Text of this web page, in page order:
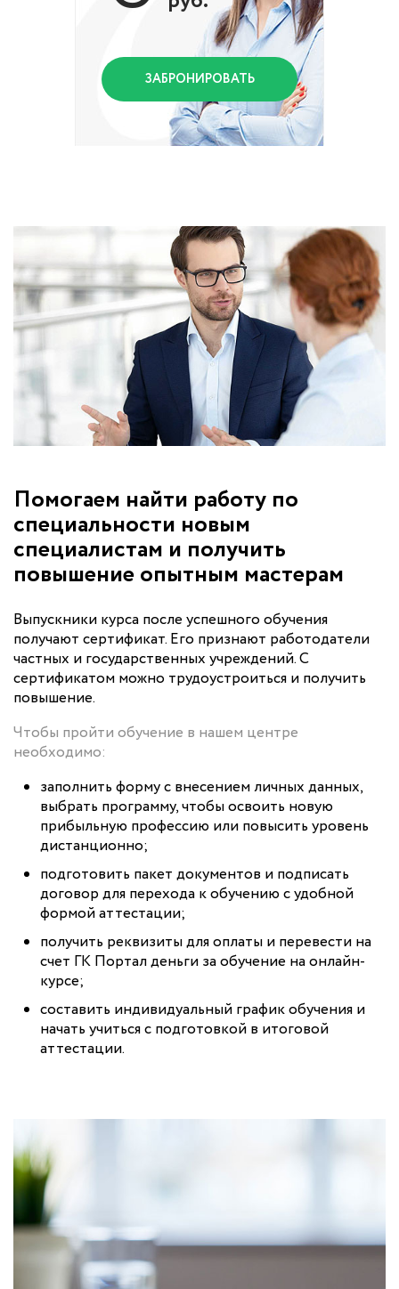
ЗАБРОНИРОВАТЬ
Помогаем найти работу по
специальности новым
специалистам и получить
повышение опытным мастерам
Выпускники курса после успешного обучения
получают сертификат. Его признают работодатели
частных и государственных учреждений. С
сертификатом можно трудоустроиться и получить
повышение.
Чтобы пройти обучение в нашем центре
необходимо:
заполнить форму с внесением личных данных,
выбрать программу, чтобы освоить новую
прибыльную профессию или повысить уровень
дистанционно;
подготовить пакет документов и подписать
договор для перехода к обучению с удобной
формой аттестации;
получить реквизиты для оплаты и перевести на
счет ГК Портал деньги за обучение на онлайн-
курсе;
составить индивидуальный график обучения и
начать учиться с подготовкой в итоговой
аттестации.